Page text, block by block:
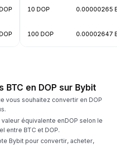
10 DOP 0.00000265
100 DOP 0.00002647
en DOP sur Bybit
vous souhaitez convertir en DOP
équivalente enDOP selon le
entre BTC et DOP.
Bybit pour convertir, acheter,